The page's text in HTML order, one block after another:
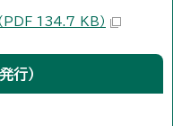
PDF 134.7 KB）
行）